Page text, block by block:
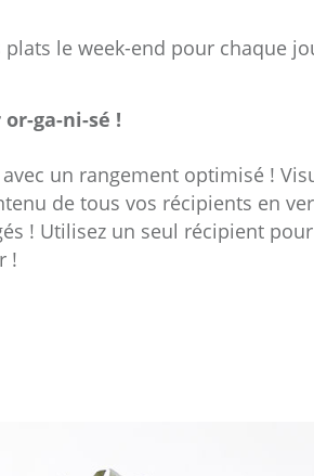
plats le week-end pour chaque
ga-ni-sé !
un rangement optimisé !
de tous vos récipients en
! Utilisez un seul récipient
!